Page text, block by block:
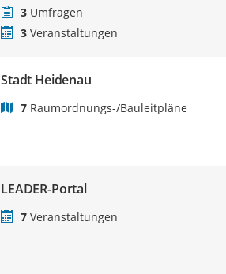
3 Umfragen
3 Veranstaltungen
Stadt Heidenau
7 Raumordnungs-/Bauleitpläne
LEADER-Portal
7 Veranstaltungen